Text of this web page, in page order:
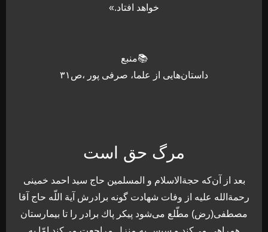
خواهد افتاد.»
📚منبع
داستان‌هایی از علما، صرفی پور ،ص۳۱
مرگ حق است
بعد از آن‌كه حجةالاسلام و المسلمين حاج سيد احمد خمينى
رحمةالله عليه از وفات شهادت گونه برادرش آية اللّه حاج آقا
مصطفى(رض) مطّلع مى‌شود پيكر پاك برادر را تا بيمارستان